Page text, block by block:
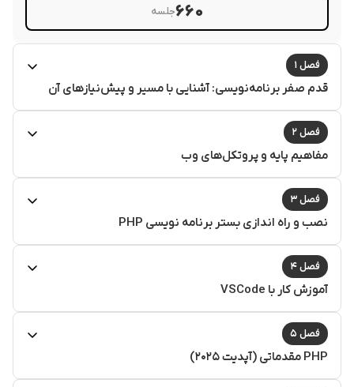
۶۶۰جلسه
فصل ۱
قدم صفر برنامه‌نویسی: آشنایی با مسیر و پیش‌نیازهای آن
فصل ۲
مفاهیم پایه و پروتکل‌های وب
فصل ۳
نصب و راه اندازی بستر برنامه نویسی PHP
فصل ۴
آموزش کار با VSCode
فصل ۵
PHP مقدماتی (آپدیت ۲۰۲۵)